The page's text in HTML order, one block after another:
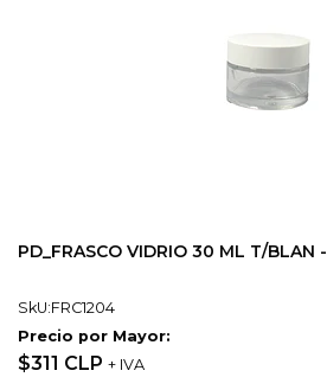
PD_FRASCO VIDRIO 30 ML T/BLAN -
SkU:FRC1204
Precio por Mayor:
$311 CLP + IVA